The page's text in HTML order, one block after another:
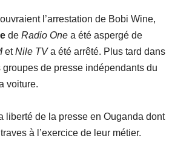
l’arrestation de Bobi Wine,
de Radio One a été aspergé de
etNile TVa été arrêté. Plus tard dans
groupes de presse indépendants du
voiture.
liberté de la presse en Ouganda dont
à l’exercice de leur métier.